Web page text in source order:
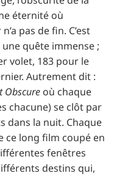
éternité où
pas de fin. C’est
quête immense ;
volet, 183 pour le
Autrement dit :
Obscure où chaque
chacune) se clôt par
dans la nuit. Chaque
ce long film coupé en
fenêtres
destins qui,